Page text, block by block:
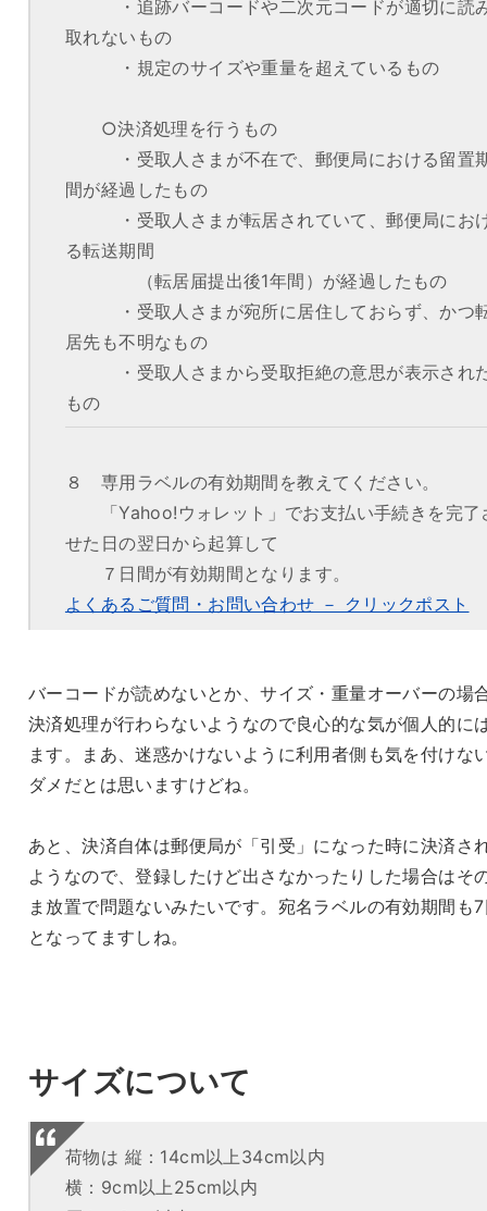
・追跡バーコードや二次元コードが適切に読
取れないもの
・規定のサイズや重量を超えているもの
○決済処理を行うもの
・受取人さまが不在で、郵便局における留置
間が経過したもの
・受取人さまが転居されていて、郵便局にお
る転送期間
（転居届提出後1年間）が経過したもの
・受取人さまが宛所に居住しておらず、かつ
居先も不明なもの
・受取人さまから受取拒絶の意思が表示され
もの
８ 専用ラベルの有効期間を教えてください。
「Yahoo!ウォレット」でお支払い手続きを完了
せた日の翌日から起算して
７日間が有効期間となります。
よくあるご質問・お問い合わせ － クリックポスト
バーコードが読めないとか、サイズ・重量オーバーの場
決済処理が行わらないようなので良心的な気が個人的に
ます。まあ、迷惑かけないように利用者側も気を付けな
ダメだとは思いますけどね。
あと、決済自体は郵便局が「引受」になった時に決済さ
ようなので、登録したけど出さなかったりした場合はそ
ま放置で問題ないみたいです。宛名ラベルの有効期間も
となってますしね。
サイズについて
荷物は 縦：14cm以上34cm以内
横：9cm以上25cm以内